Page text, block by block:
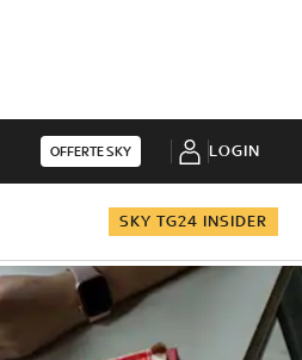
OFFERTE SKY LOGIN
SKY TG24 INSIDER